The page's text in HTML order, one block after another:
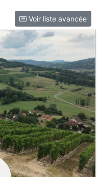
Voir liste avancée